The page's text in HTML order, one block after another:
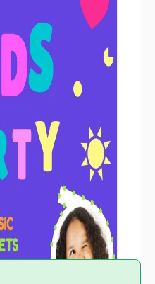
January 14, 2022
July 25, 2026
a colecciones por 3 Usuarios
1 descargas este mes
de fiesta infantil es
desacuerdo. Es brillante y
gusta a los niños. Otra gran
puedes personalizarlo
es que puedes agregar
los círculos y de esta forma,